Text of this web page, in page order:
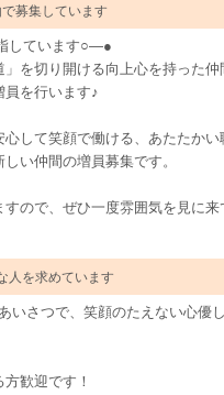
で募集しています
しています○―●
」を切り開ける向上心を持った
員を行います♪
して笑顔で働ける、あたたかい
い仲間の増員募集です。
ので、ぜひ一度雰囲気を見に来
人を求めています
いさつで、笑顔のたえない心優
歓迎です！